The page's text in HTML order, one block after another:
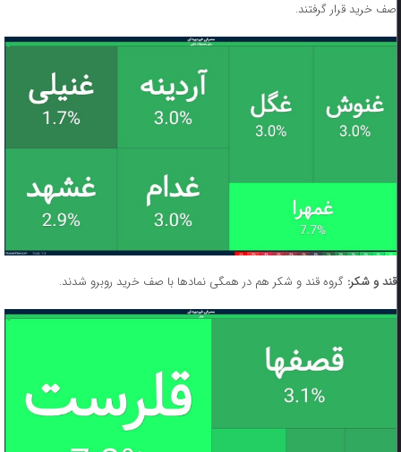
صف خرید قرار گرفتند.
قند و شکر: گروه قند و شکر هم در همگی نمادها با صف خرید روبرو شدند.